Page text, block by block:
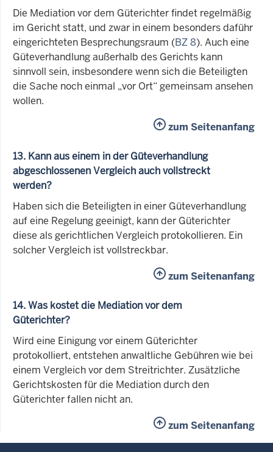
Die Mediation vor dem Güterichter findet regelmäßig
im Gericht statt, und zwar in einem besonders daführ
eingerichteten Besprechungsraum (BZ 8). Auch eine
Güteverhandlung außerhalb des Gerichts kann
sinnvoll sein, insbesondere wenn sich die Beteiligten
die Sache noch einmal „vor Ort“ gemeinsam ansehen
wollen.
zum Seitenanfang
13. Kann aus einem in der Güteverhandlung
abgeschlossenen Vergleich auch vollstreckt
werden?
Haben sich die Beteiligten in einer Güteverhandlung
auf eine Regelung geeinigt, kann der Güterichter
diese als gerichtlichen Vergleich protokollieren. Ein
solcher Vergleich ist vollstreckbar.
zum Seitenanfang
14. Was kostet die Mediation vor dem
Güterichter?
Wird eine Einigung vor einem Güterichter
protokolliert, entstehen anwaltliche Gebühren wie bei
einem Vergleich vor dem Streitrichter. Zusätzliche
Gerichtskosten für die Mediation durch den
Güterichter fallen nicht an.
zum Seitenanfang